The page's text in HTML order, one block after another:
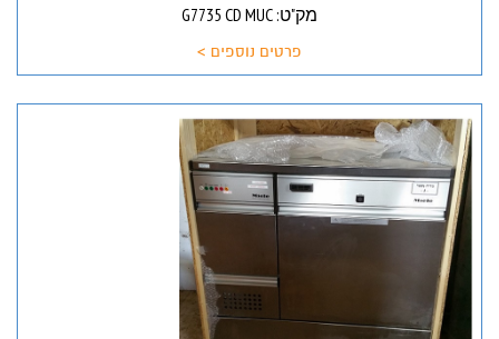
מק"ט: G7735 CD MUC
פרטים נוספים >